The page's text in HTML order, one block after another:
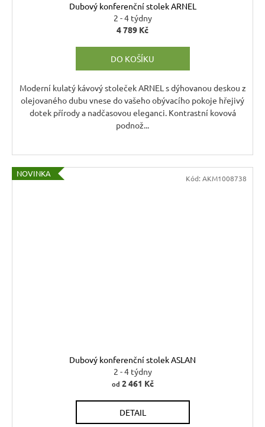
Dubový konferenční stolek ARNEL
2 - 4 týdny
4 789 Kč
DO KOŠÍKU
Moderní kulatý kávový stoleček ARNEL s dýhovanou deskou z
olejovaného dubu vnese do vašeho obývacího pokoje hřejivý
dotek přírody a nadčasovou eleganci. Kontrastní kovová
podnož...
NOVINKA
Dubový konferenční stolek ASLAN
2 - 4 týdny
od 2 461 Kč
DETAIL
Kód: AKM1008738